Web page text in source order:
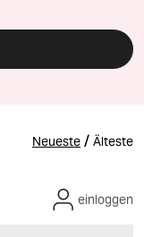
Neueste / Älteste
einloggen